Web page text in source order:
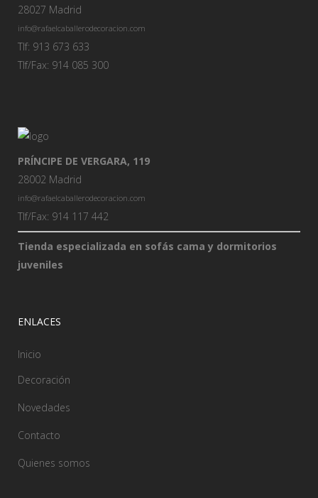
28027 Madrid
info@rafaelcaballerodecoracion.com
Tlf: 913 673 633
Tlf/Fax: 914 085 300
PRÍNCIPE DE VERGARA, 119
28002 Madrid
info@rafaelcaballerodecoracion.com
Tlf/Fax: 914 117 442
Tienda especializada en sofás cama y dormitorios
juveniles
ENLACES
Inicio
Decoración
Novedades
Contacto
Quienes somos